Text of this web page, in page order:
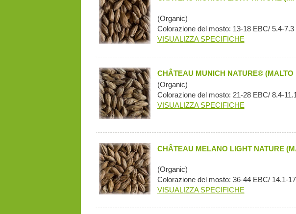
(Organic)
Colorazione del mosto: 13-18 EBC/ 5.4-7.3
VISUALIZZA SPECIFICHE
CHÂTEAU MUNICH NATURE® (MALTO
(Organic)
Colorazione del mosto: 21-28 EBC/ 8.4-
VISUALIZZA SPECIFICHE
CHÂTEAU MELANO LIGHT NATURE
(Organic)
Colorazione del mosto: 36-44 EBC/ 14.1-
VISUALIZZA SPECIFICHE